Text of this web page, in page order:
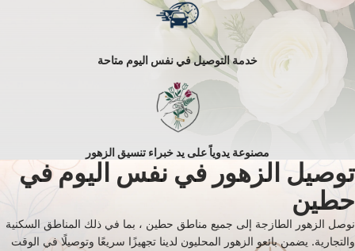
خدمة التوصيل في نفس اليوم متاحة
مصنوعة يدوياً على يد خبراء تنسيق الزهور
توصيل الزهور في نفس اليوم في
حطين
نوصل الزهور الطازجة إلى جميع مناطق حطين ، بما في ذلك المناطق السكنية
والتجارية. يضمن بائعو الزهور المحليون لدينا تجهيزًا سريعًا وتوصيلًا في الوقت